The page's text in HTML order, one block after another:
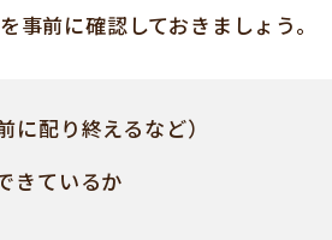
前に確認しておきましょう。
配り終えるなど）
きているか